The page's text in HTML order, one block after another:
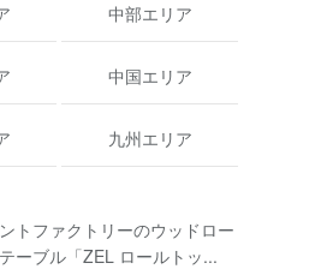
中部エリア
中国エリア
九州エリア
トファクトリーのウッドロー
ーブル「ZEL ロールトッ...